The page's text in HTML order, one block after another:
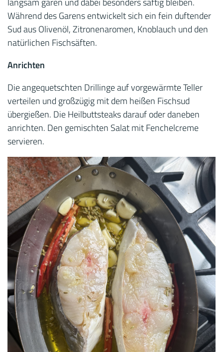
Während des Garens entwickelt sich ein fein duftender
Sud aus Olivenöl, Zitronenaromen, Knoblauch und den
natürlichen Fischsäften.
Anrichten
Die angequetschten Drillinge auf vorgewärmte Teller
verteilen und großzügig mit dem heißen Fischsud
übergießen. Die Heilbuttsteaks darauf oder daneben
anrichten. Den gemischten Salat mit Fenchelcreme
servieren.